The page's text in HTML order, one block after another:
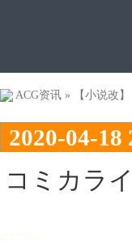
ACG资讯 » 【小说改】
2020-04-18
コミカラ